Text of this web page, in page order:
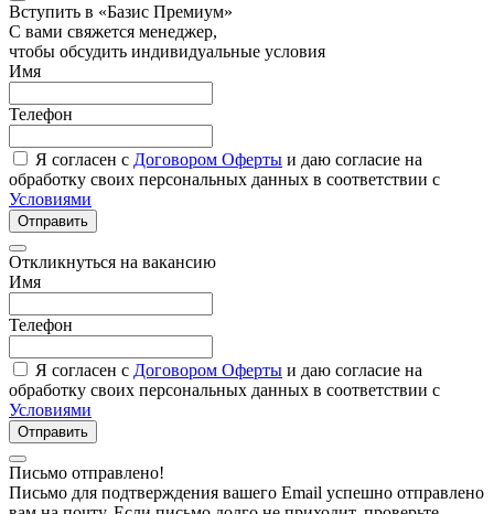
Вступить в «Базис Премиум»
С вами свяжется менеджер,
чтобы обсудить индивидуальные условия
Имя
Телефон
Я согласен с Договором Оферты и даю согласие на
обработку своих персональных данных в соответствии с
Условиями
Отправить
Откликнуться на вакансию
Имя
Телефон
Я согласен с Договором Оферты и даю согласие на
обработку своих персональных данных в соответствии с
Условиями
Отправить
Письмо отправлено!
Письмо для подтверждения вашего Email успешно отправлено